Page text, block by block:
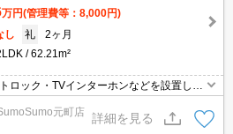
万円(管理費等：8,000円)
し 礼
2ヶ月
62.21m²
ロック・TVインターホンなどを設置して
おります。料理中や就寝中のように荷物
、後で宅配ボックスから受け取ることが
所独立・浴室乾燥機など大変充実してお
元町店
詳細を見る